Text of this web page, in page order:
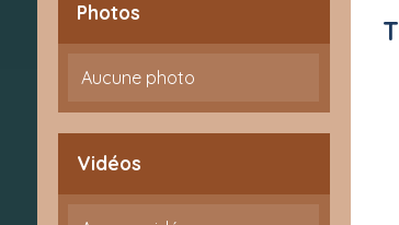
Photos
Aucune photo
Vidéos